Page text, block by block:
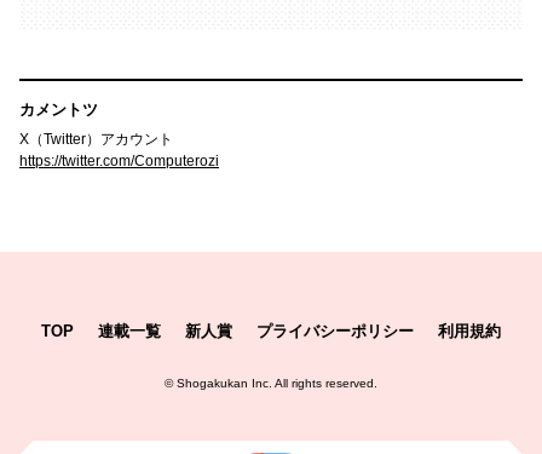
カメントツ
X（Twitter）アカウント
https://twitter.com/Computerozi
TOP 連載一覧 新人賞 プライバシーポリシー 利用規約
©Shogakukan Inc. All rights reserved.